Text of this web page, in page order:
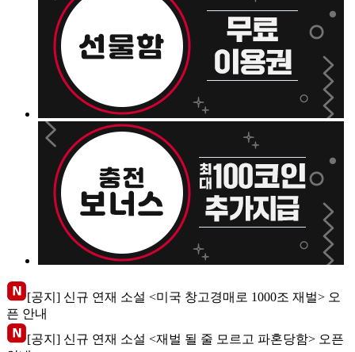
[공지] 신규 연재 소설 <미국 창고경매로 1000조 재벌> 오
픈 안내
[공지] 신규 연재 소설 <재벌 될 줄 모르고 파혼당함> 오픈